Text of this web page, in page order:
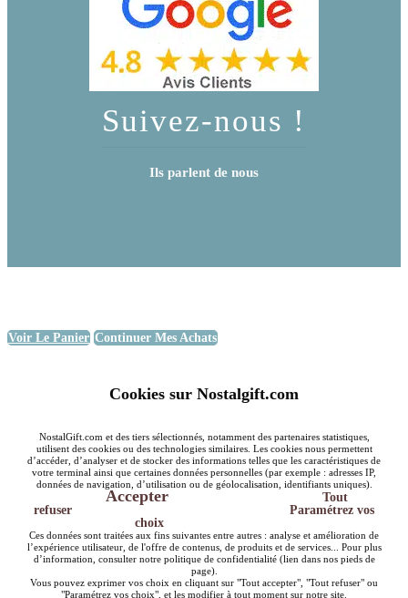
Suivez-nous !
Ils parlent de nous
Voir Le Panier Continuer Mes Achats
Cookies sur Nostalgift.com
NostalGift.com et des tiers sélectionnés, notamment des partenaires statistiques,
utilisent des cookies ou des technologies similaires. Les cookies nous permettent
d’accéder, d’analyser et de stocker des informations telles que les caractéristiques de
votre terminal ainsi que certaines données personnelles (par exemple : adresses IP,
données de navigation, d’utilisation ou de géolocalisation, identifiants uniques).
Accepter
Tout
refuser
Paramétrez vos
choix
Ces données sont traitées aux fins suivantes entre autres : analyse et amélioration de
l’expérience utilisateur, de l'offre de contenus, de produits et de services... Pour plus
d’information, consulter notre politique de confidentialité (lien dans nos pieds de
page).
Vous pouvez exprimer vos choix en cliquant sur "Tout accepter", "Tout refuser" ou
"Paramétrez vos choix", et les modifier à tout moment sur notre site.